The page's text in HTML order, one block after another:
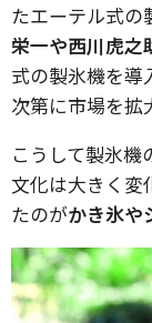
たエーテル式の
栄一や西川虎之
式の製氷機を導
次第に市場を拡
こうして製氷
文化は大きく変
たのがかき氷や